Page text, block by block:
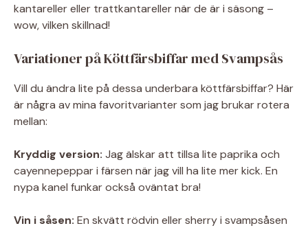
kantareller eller trattkantareller när de är i säsong –
wow, vilken skillnad!
Variationer på Köttfärsbiffar med Svampsås
Vill du ändra lite på dessa underbara köttfärsbiffar? Här
är några av mina favoritvarianter som jag brukar rotera
mellan:
Kryddig version: Jag älskar att tillsa lite paprika och
cayennepeppar i färsen när jag vill ha lite mer kick. En
nypa kanel funkar också oväntat bra!
Vin i såsen: En skvätt rödvin eller sherry i svampsåsen